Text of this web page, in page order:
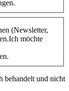
(Newsletter,
möchte
behandelt und nicht